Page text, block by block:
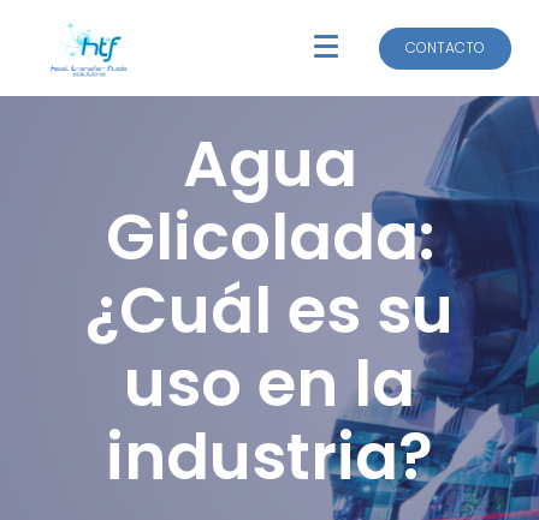
CONTACTO
Agua
Glicolada:
¿Cuál es su
uso en la
industria?